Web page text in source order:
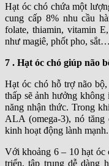
Hạt óc chó chứa một
cung cấp 8% nhu cầu
folate, thiamin, vitamin
như magiê, phốt pho, sắt…
7 . Hạt óc chó giúp não
Hạt óc chó hỗ trợ não
thấp sẽ ảnh hưởng
năng nhận thức. Trong
ALA (omega-3), nó tăng
kinh hoạt động lành mạnh.
Với khoảng 6 – 10 hạt óc
triển, tập trung dễ dàng